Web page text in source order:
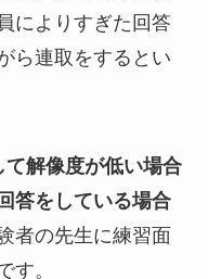
によりすぎた回答
ら連取をするとい
解像度が低い場合
答をしている場合
者の先生に練習面
す。